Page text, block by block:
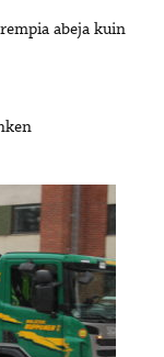
abeja kuin